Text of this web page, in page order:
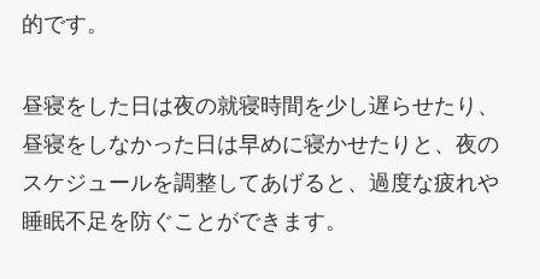
的です。
昼寝をした日は夜の就寝時間を少し遅らせたり、
昼寝をしなかった日は早めに寝かせたりと、夜の
スケジュールを調整してあげると、過度な疲れや
睡眠不足を防ぐことができます。